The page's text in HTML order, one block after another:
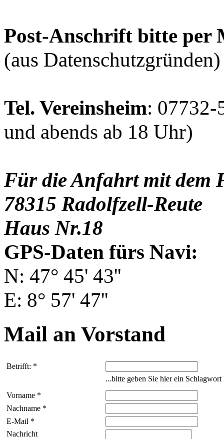
Post-Anschrift bitte per
(aus Datenschutzgründen)
Tel. Vereinsheim:
und abends ab 18 Uhr)
Für die Anfahrt mit dem
78315 Radolfzell-Reute
Haus Nr.18
GPS-Daten fürs Navi:
N: 47° 45' 43''
E: 8° 57' 47''
Mail an Vorstand
Betrifft: *
...bitte geben Sie hier ein
Vorname *
Nachname *
E-Mail *
Nachricht